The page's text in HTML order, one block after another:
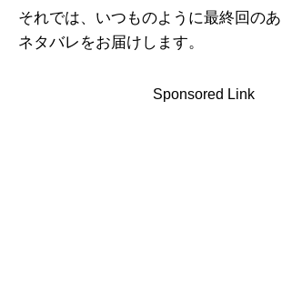
それでは、いつものように最終回の
ネタバレをお届けします。
Sponsored Link